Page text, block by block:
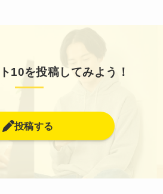
10を投稿してみよう！
投稿する